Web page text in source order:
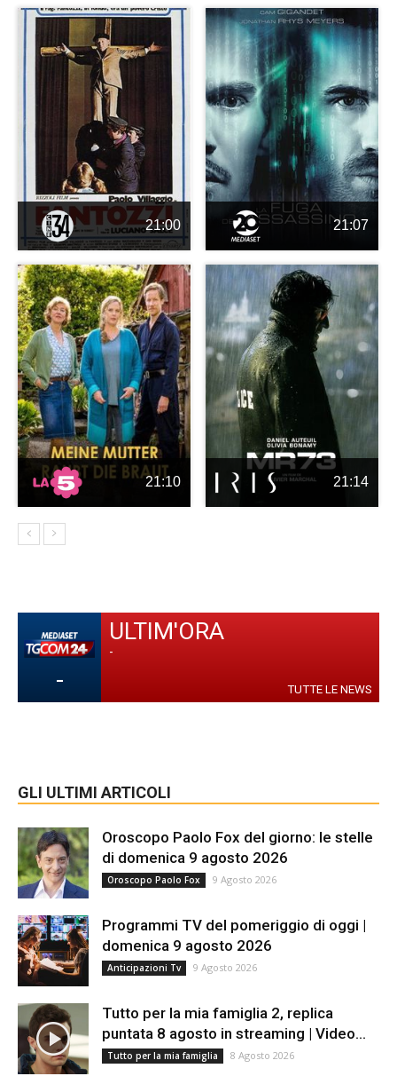
21:00 21:07
21:10 21:14
-
ULTIM'ORA
-
TUTTE LE NEWS
GLI ULTIMI ARTICOLI
Oroscopo Paolo Fox del giorno: le stelle
di domenica 9 agosto 2026
Oroscopo Paolo Fox 9 Agosto 2026
Programmi TV del pomeriggio di oggi |
domenica 9 agosto 2026
Anticipazioni Tv 9 Agosto 2026
Tutto per la mia famiglia 2, replica
puntata 8 agosto in streaming | Video...
Tutto per la mia famiglia 8 Agosto 2026